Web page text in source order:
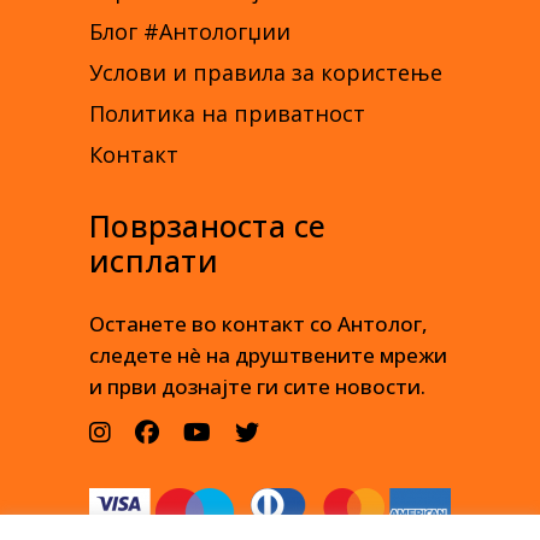
Блог #Антологџии
Услови и правила за користење
Политика на приватност
Контакт
Поврзаноста се
исплати
Останете во контакт со Антолог,
следете нè на друштвените мрежи
и први дознајте ги сите новости.